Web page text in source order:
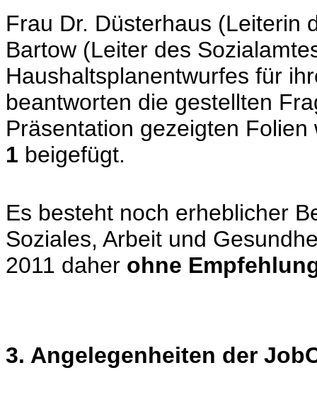
Frau Dr. Düsterhaus (Leiterin
Bartow (Leiter des
Haushaltsplanentwurfes für
beantworten die gestellten
Präsentation gezeigten
1 beigefügt.
Es besteht noch erheblicher
Soziales, Arbeit und
2011 daher ohne
3. Angelegenheiten der